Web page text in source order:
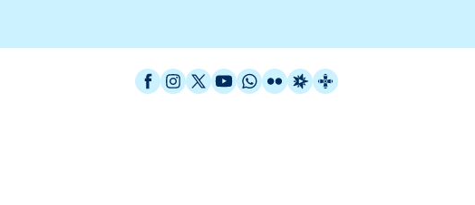
Facebook
Instagram
X / Twitter
YouTube
WhatsApp
FlickrRadio Estel
Catalunya Cristiana